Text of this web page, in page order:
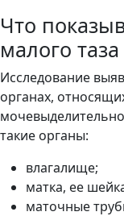
Что
малого таза
Исследование
органах,
такие органы:
влагалище;
матка, ее
маточные